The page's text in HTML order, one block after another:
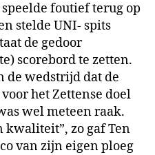
foutief terug op
stelde UNI- spits
de ge­door
score­bordte zetten.
de wed­strijd dat de
het Zettense doel
wel meteen raak.
kwaliteit”, zo gaf Ten
van zijn eigen ploeg